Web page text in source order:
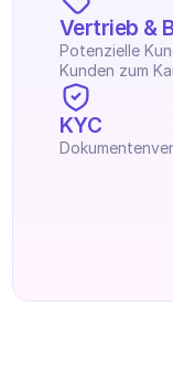
Vertrieb &
Potenzielle
Kunden zum
KYC